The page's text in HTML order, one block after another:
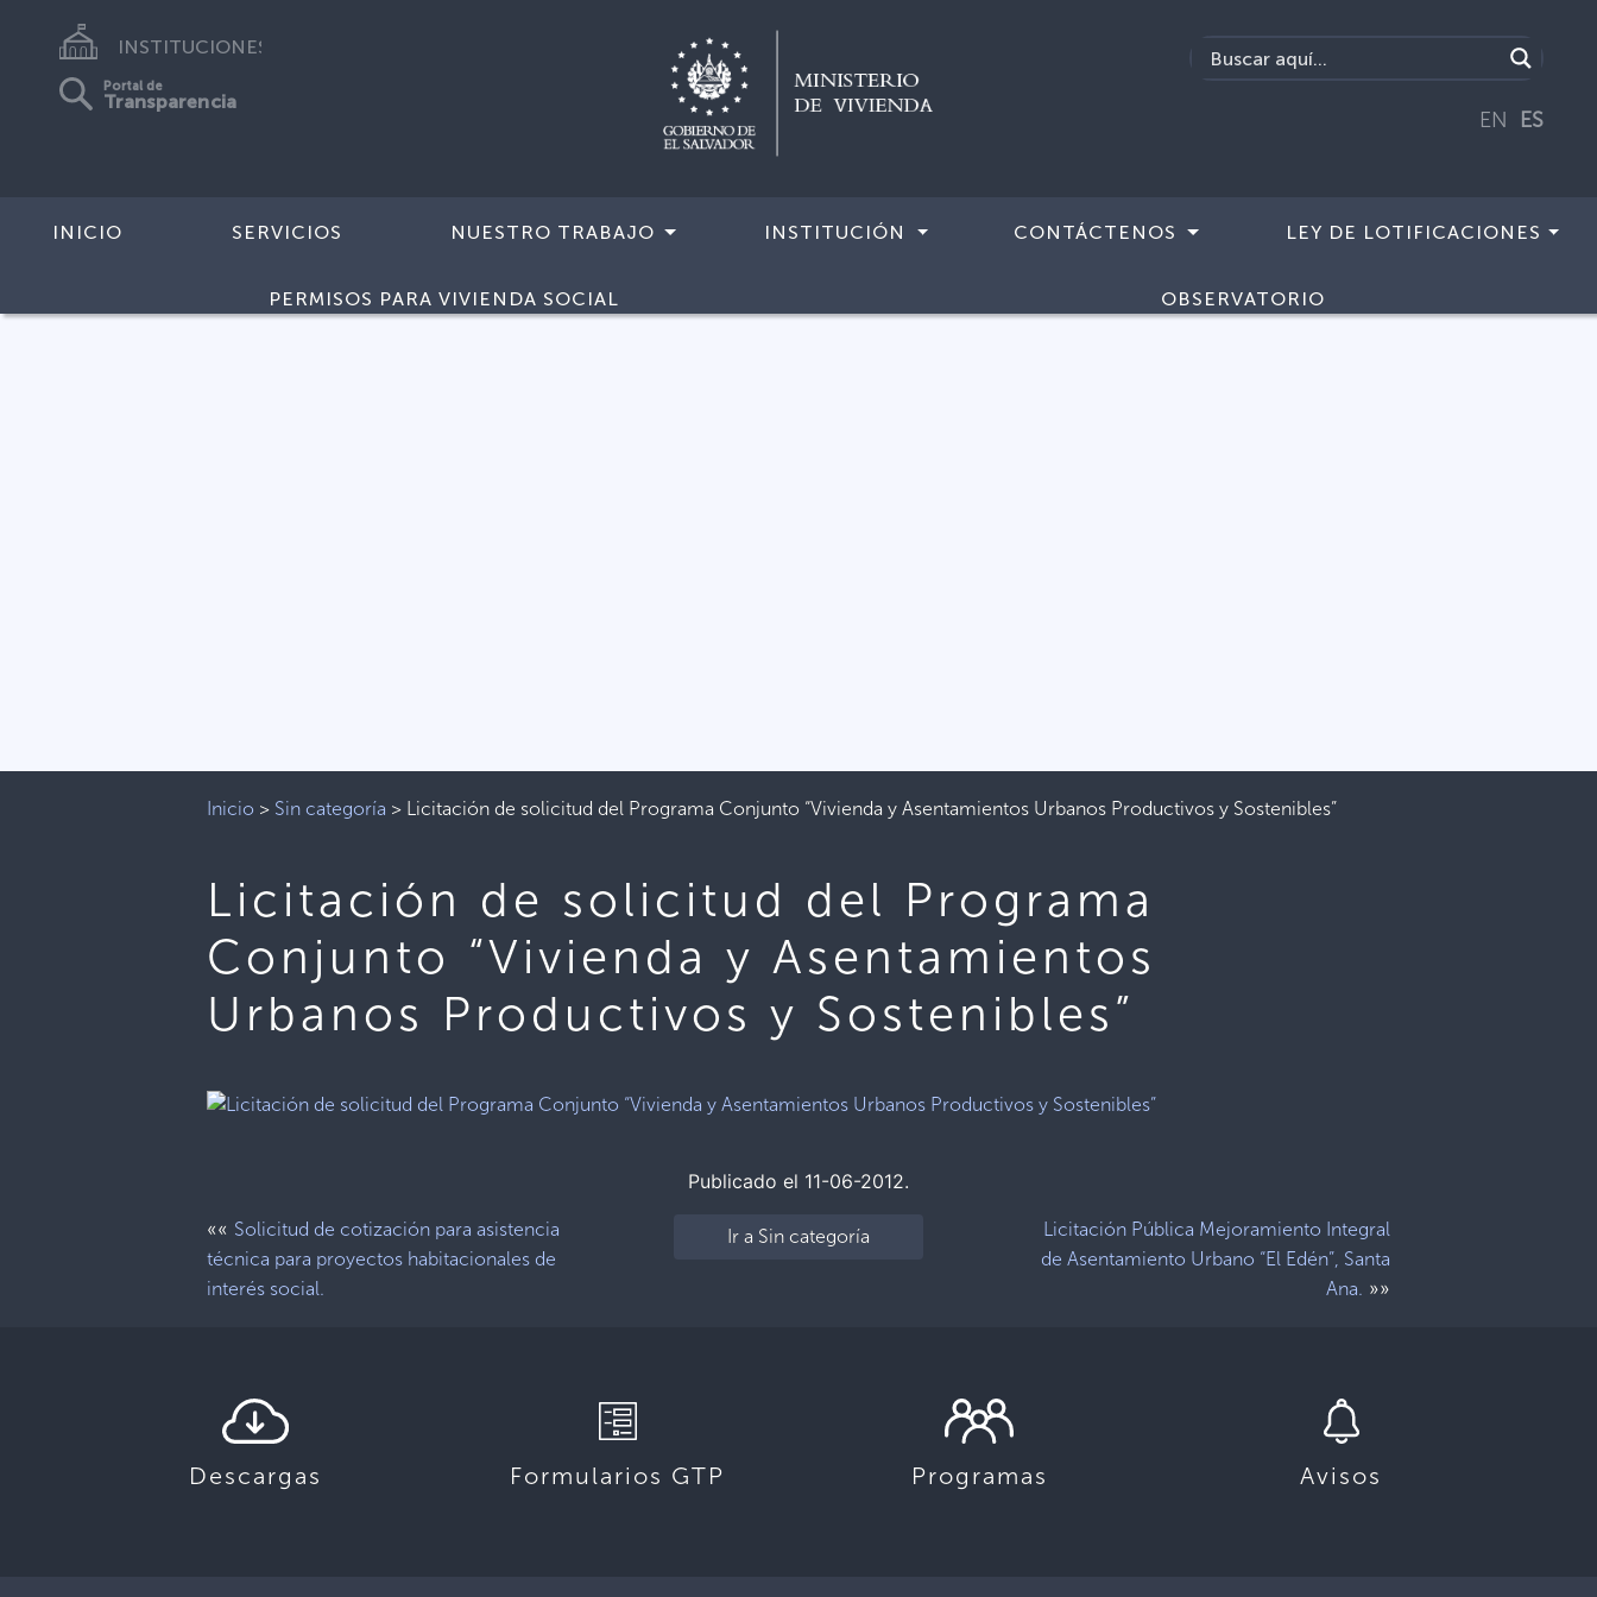
INSTITUCIONES
Portal de
Transparencia
EN ES
INICIO SERVICIOS NUESTRO TRABAJO INSTITUCIÓN CONTÁCTENOS LEY DE LOTIFICACIONES
PERMISOS PARA VIVIENDA SOCIAL OBSERVATORIO
Inicio > Sin categoría > Licitación de solicitud del Programa Conjunto “Vivienda y Asentamientos Urbanos Productivos y Sostenibles”
Licitación de solicitud del Programa
Conjunto “Vivienda y Asentamientos
Urbanos Productivos y Sostenibles”
Publicado el 11-06-2012.
«« Solicitud de cotización para asistencia
técnica para proyectos habitacionales de
interés social.
Ir a Sin categoría
Licitación Pública Mejoramiento Integral
de Asentamiento Urbano “El Edén”, Santa
Ana. »»
Descargas Formularios GTP Programas Avisos